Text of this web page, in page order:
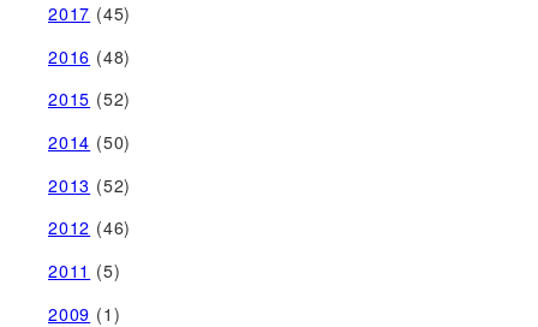
2017 (45)
2016 (48)
2015 (52)
2014 (50)
2013 (52)
2012 (46)
2011 (5)
2009 (1)